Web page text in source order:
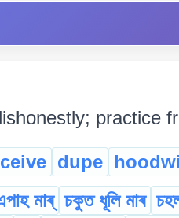
practice
dupe
মাৰ্ চকুত ধূলি মাৰ